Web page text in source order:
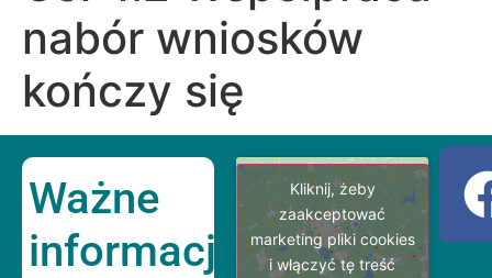
nabór wniosków
kończy się
Ważne
informacje
Kliknij, żeby
zaakceptować
marketing pliki cookies
i włączyć tę treść